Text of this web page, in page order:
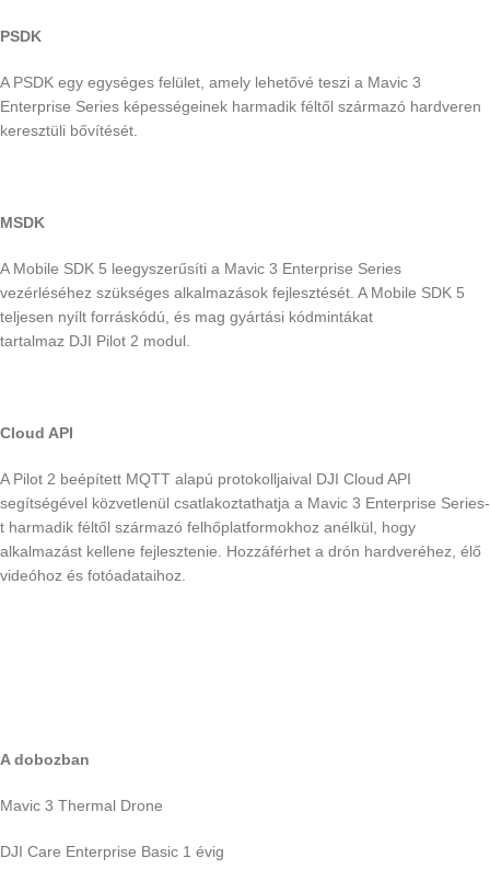
PSDK
A PSDK egy egységes felület, amely lehetővé teszi a Mavic 3
Enterprise Series képességeinek harmadik féltől származó hardveren
keresztüli bővítését.
MSDK
A Mobile SDK 5 leegyszerűsíti a Mavic 3 Enterprise Series
vezérléséhez szükséges alkalmazások fejlesztését. A Mobile SDK 5
teljesen nyílt forráskódú, és mag gyártási kódmintákat
tartalmaz DJI Pilot 2 modul.
Cloud API
A Pilot 2 beépített MQTT alapú protokolljaival DJI Cloud API
segítségével közvetlenül csatlakoztathatja a Mavic 3 Enterprise Series-
t harmadik féltől származó felhőplatformokhoz anélkül, hogy
alkalmazást kellene fejlesztenie. Hozzáférhet a drón hardveréhez, élő
videóhoz és fotóadataihoz.
A dobozban
Mavic 3 Thermal Drone
DJI Care Enterprise Basic 1 évig